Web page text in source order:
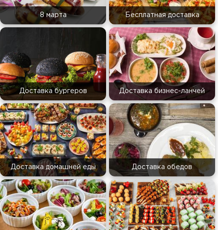
8 марта Бесплатная доставка
Доставка бургеров Доставка бизнес-ланчей
Доставка домашней еды Доставка обедов